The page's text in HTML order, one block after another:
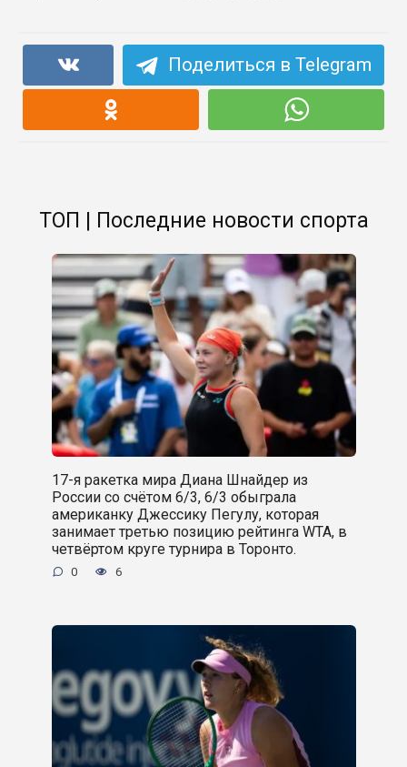
Поделиться в Telegram
ТОП | Последние новости спорта
17-я ракетка мира Диана Шнайдер из
России со счётом 6/3, 6/3 обыграла
американку Джессику Пегулу, которая
занимает третью позицию рейтинга WTA, в
четвёртом круге турнира в Торонто.
0 6